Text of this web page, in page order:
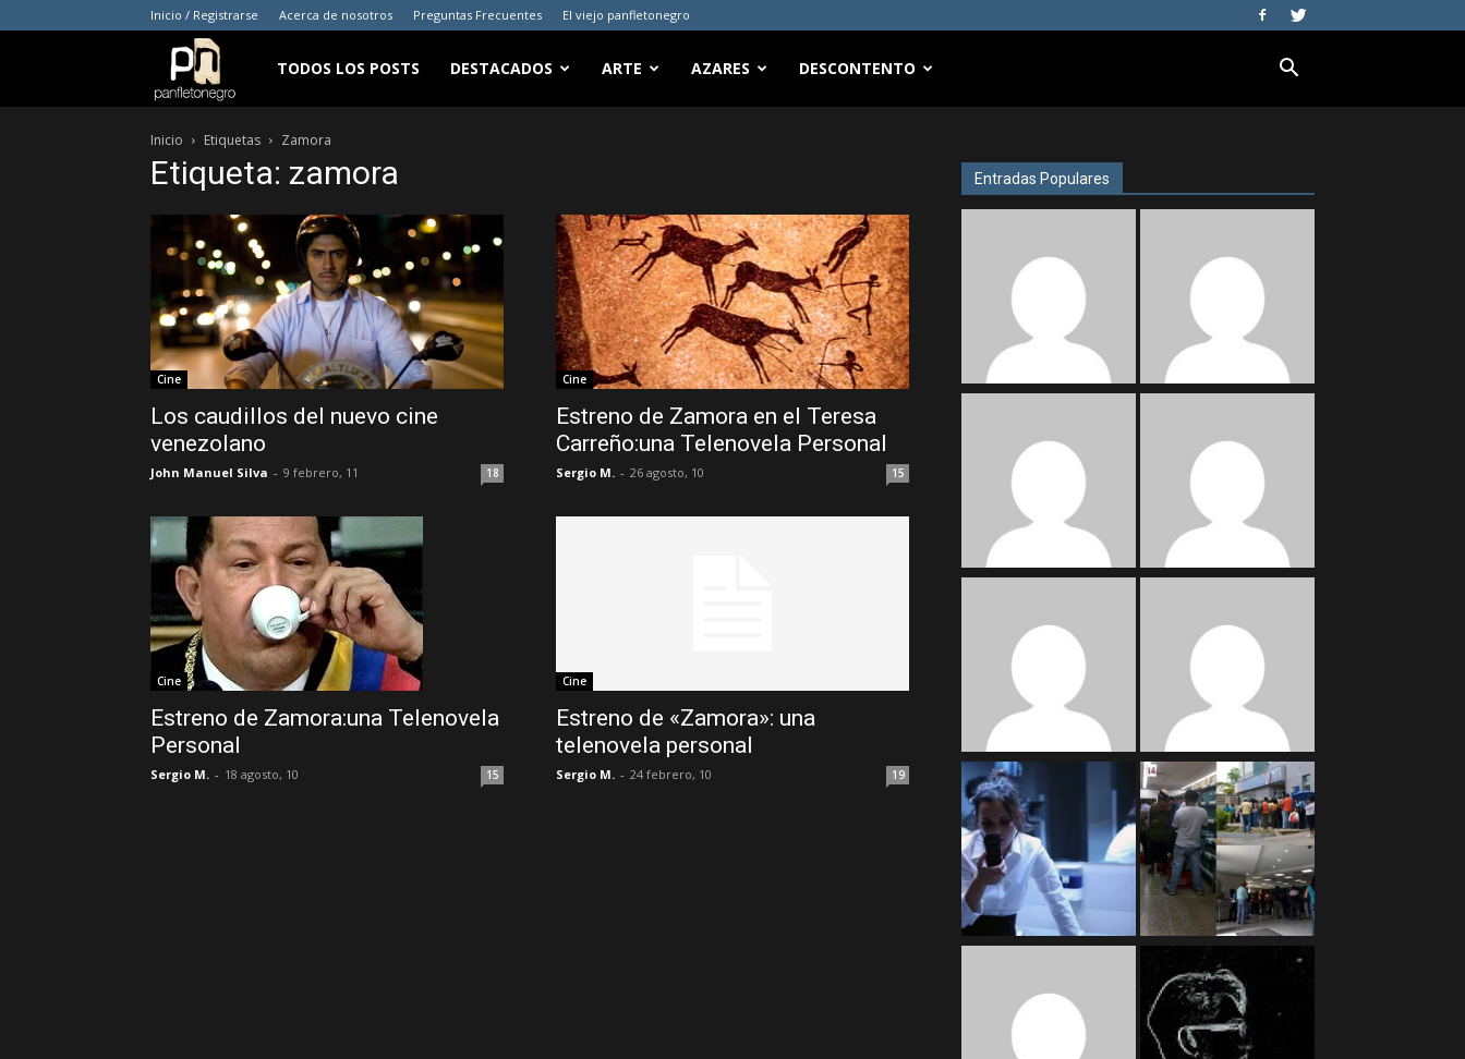
Inicio / Registrarse Acerca de nosotros Preguntas Frecuentes El viejo panfletonegro
panfletonegro
TODOS LOS POSTS DESTACADOS ARTE AZARES DESCONTENTO
Inicio Etiquetas Zamora
Etiqueta: zamora
Cine
Los caudillos del nuevo cine
venezolano
John Manuel Silva - 9 febrero, 11 18
Cine
Estreno de Zamora en el Teresa
Carreño:una Telenovela Personal
Sergio M. - 26 agosto, 10 15
Cine
Estreno de Zamora:una Telenovela
Personal
Sergio M. - 18 agosto, 10 15
Cine
Estreno de «Zamora»: una
telenovela personal
Sergio M. - 24 febrero, 10 19
Entradas Populares